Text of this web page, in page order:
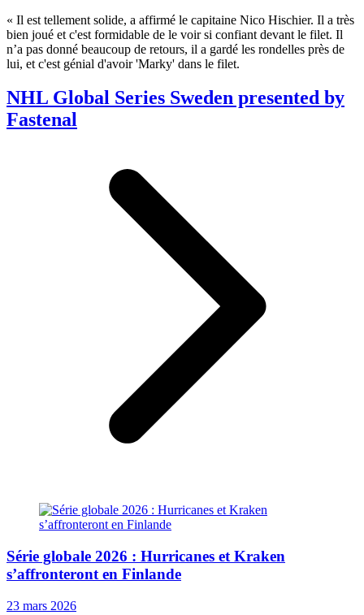
« Il est tellement solide, a affirmé le capitaine Nico Hischier. Il a très
bien joué et c'est formidable de le voir si confiant devant le filet. Il
n’a pas donné beaucoup de retours, il a gardé les rondelles près de
lui, et c'est génial d'avoir 'Marky' dans le filet.
NHL Global Series Sweden presented by
Fastenal
Série globale 2026 : Hurricanes et Kraken
s’affronteront en Finlande
23 mars 2026